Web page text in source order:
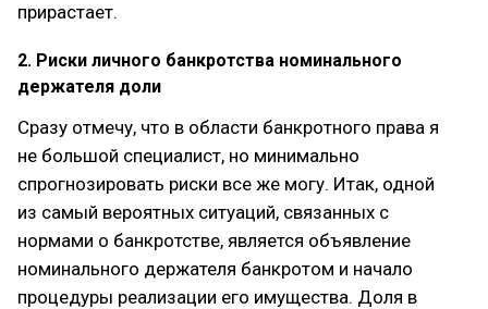
прирастает.
2. Риски личного банкротства номинального
держателя доли
Сразу отмечу, что в области банкротного права я
не большой специалист, но минимально
спрогнозировать риски все же могу. Итак, одной
из самый вероятных ситуаций, связанных с
нормами о банкротстве, является объявление
номинального держателя банкротом и начало
процедуры реализации его имущества. Доля в